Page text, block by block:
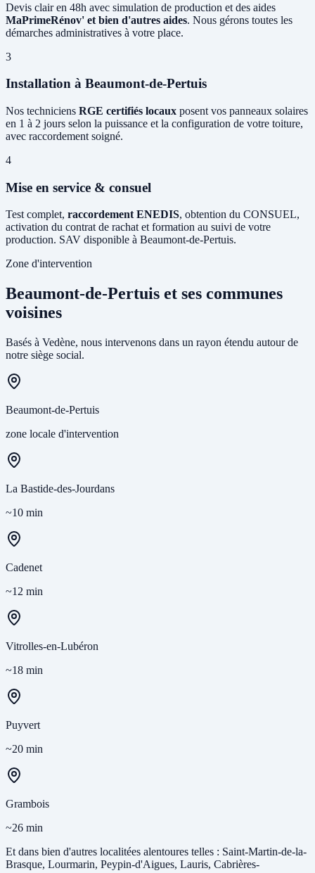
Devis clair en 48h avec simulation de production et des aides
MaPrimeRénov' et bien d'autres aides. Nous gérons toutes les
démarches administratives à votre place.
3
Installation à Beaumont-de-Pertuis
Nos techniciens RGE certifiés locaux posent vos panneaux solaires
en 1 à 2 jours selon la puissance et la configuration de votre toiture,
avec raccordement soigné.
4
Mise en service & consuel
Test complet, raccordement ENEDIS, obtention du CONSUEL,
activation du contrat de rachat et formation au suivi de votre
production. SAV disponible à Beaumont-de-Pertuis.
Zone d'intervention
Beaumont-de-Pertuis et ses communes
voisines
Basés à Vedène, nous intervenons dans un rayon étendu autour de
notre siège social.
Beaumont-de-Pertuis
zone locale d'intervention
La Bastide-des-Jourdans
~10 min
Cadenet
~12 min
Vitrolles-en-Lubéron
~18 min
Puyvert
~20 min
Grambois
~26 min
Et dans bien d'autres localitées alentoures telles : Saint-Martin-de-la-
Brasque, Lourmarin, Peypin-d'Aigues, Lauris, Cabrières-